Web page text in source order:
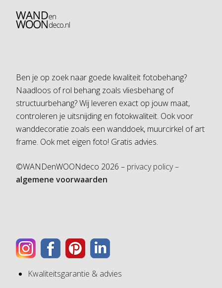
Ben je op zoek naar goede kwaliteit fotobehang?
Naadloos of rol behang zoals vliesbehang of
structuurbehang? Wij leveren exact op jouw maat,
controleren je uitsnijding en fotokwaliteit. Ook voor
wanddecoratie zoals een wanddoek, muurcirkel of art
frame. Ook met eigen foto! Gratis advies.
©WANDenWOONdeco 2026 – privacy policy –
algemene voorwaarden
Kwaliteitsgarantie & advies